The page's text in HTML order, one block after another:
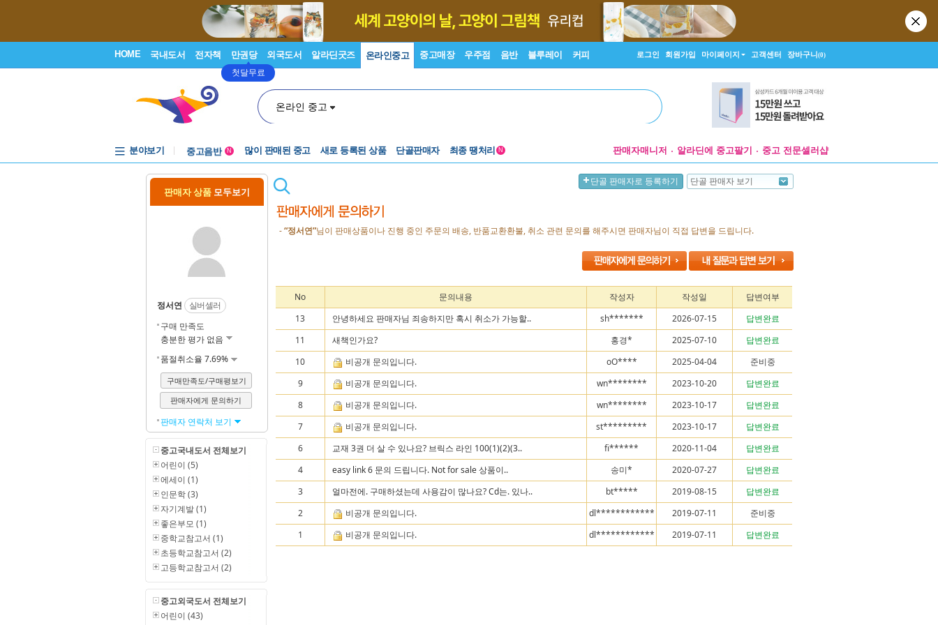
HOME 국내도서 전자책 만권당
첫달무료
외국도서 알라딘굿즈 온라인중고 중고매장 우주점 음반 블루레이 커피 로그인 회원가입 마이페이지 고객센터 장바구니(0)
온라인 중고
분야보기
중고음반
중고음반
N 많이 판매된 중고 새로 등록된 상품 단골판매자 최종 땡처리 N 판매자매니저 알라딘에 중고팔기 중고 전문셀러샵
판매자 상품 모두보기
정서연
실버셀러
구매 만족도
충분한 평가 없음
품절취소율 7.69%
구매만족도/구매평보기
판매자에게 문의하기
판매자 연락처 보기
중고국내도서 전체보기
어린이 (5)
에세이 (1)
인문학 (3)
자기계발 (1)
좋은부모 (1)
중학교참고서 (1)
초등학교참고서 (2)
고등학교참고서 (2)
중고외국도서 전체보기
어린이 (43)
단골 판매자로 등록하기 단골 판매자 보기
-“정서연”님이 판매상품이나 진행 중인 주문의 배송, 반품교환환불, 취소 관련 문의를 해주시면 판매자님이 직접 답변을 드립니다.
No 문의내용 작성자 작성일
답변여부
13
안녕하세요 판매자님 죄송하지만 혹시 취소가 가능할.. sh******* 2026-07-15
답변완료
11
새책인가요? 홍경* 2025-07-10
답변완료
10
비공개 문의입니다. oO**** 2025-04-04
준비중
9
비공개 문의입니다. wn******** 2023-10-20
답변완료
8
비공개 문의입니다. wn******** 2023-10-17
답변완료
7
비공개 문의입니다. st********* 2023-10-17
답변완료
6
교재 3권 더 살 수 있나요? 브릭스 라인 100(1)(2)(3.. fi****** 2020-11-04
답변완료
4
easy link 6 문의 드립니다. Not for sale 상품이.. 송미* 2020-07-27
답변완료
3
얼마전에. 구매하셨는데 사용감이 많나요? Cd는. 있나.. bt***** 2019-08-15
답변완료
2
비공개 문의입니다. dl************ 2019-07-11
준비중
1
비공개 문의입니다. dl************ 2019-07-11 답변완료